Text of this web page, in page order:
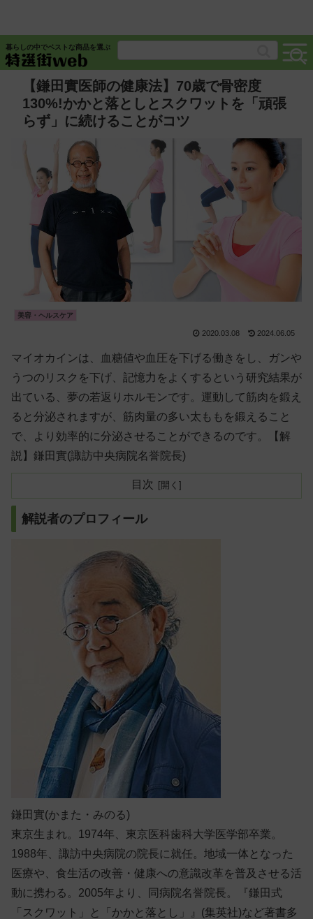
暮らしの中でベストな商品を選ぶ
【鎌田實医師の健康法】70歳で骨密度
130%!かかと落としとスクワットを「頑張
らず」に続けることがコツ
美容・ヘルスケア
2020.03.08 2024.06.05
マイオカインは、血糖値や血圧を下げる働きをし、ガンや
うつのリスクを下げ、記憶力をよくするという研究結果が
出ている、夢の若返りホルモンです。運動して筋肉を鍛え
ると分泌されますが、筋肉量の多い太ももを鍛えること
で、より効率的に分泌させることができるのです。【解
説】鎌田實(諏訪中央病院名誉院長)
目次
解説者のプロフィール
鎌田實(かまた・みのる)
東京生まれ。1974年、東京医科歯科大学医学部卒業。
1988年、諏訪中央病院の院長に就任。地域一体となった
医療や、食生活の改善・健康への意識改革を普及させる活
動に携わる。2005年より、同病院名誉院長。『鎌田式
「スクワット」と「かかと落とし」』(集英社)など著書多